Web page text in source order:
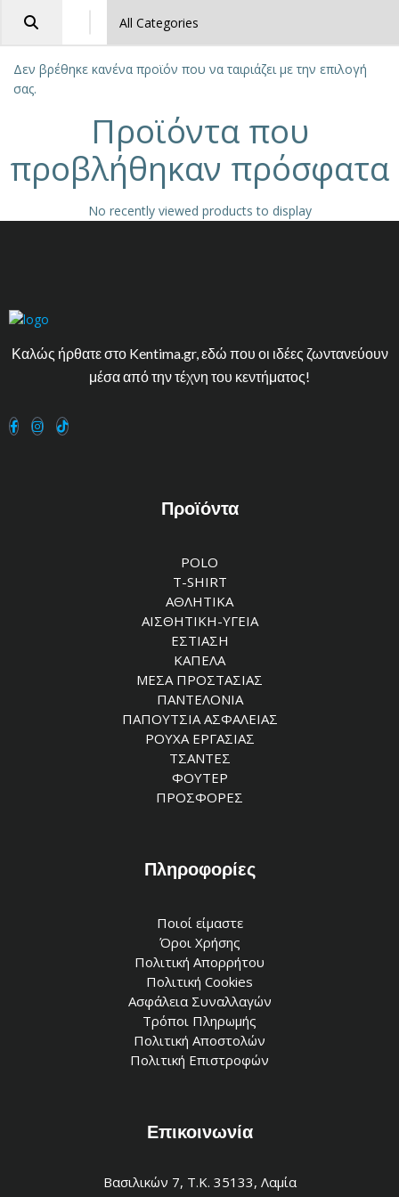
Δεν βρέθηκε κανένα προϊόν που να ταιριάζει με την επιλογή
σας.
Προϊόντα που
προβλήθηκαν πρόσφατα
No recently viewed products to display
Καλώς ήρθατε στο Kentima.gr, εδώ που οι ιδέες ζωντανεύουν
μέσα από την τέχνη του κεντήματος!
Προϊόντα
POLO
T-SHIRT
ΑΘΛΗΤΙΚΑ
ΑΙΣΘΗΤΙΚΗ-ΥΓΕΙΑ
ΕΣΤΙΑΣΗ
ΚΑΠΕΛΑ
ΜΕΣΑ ΠΡΟΣΤΑΣΙΑΣ
ΠΑΝΤΕΛΟΝΙΑ
ΠΑΠΟΥΤΣΙΑ ΑΣΦΑΛΕΙΑΣ
ΡΟΥΧΑ ΕΡΓΑΣΙΑΣ
ΤΣΑΝΤΕΣ
ΦΟΥΤΕΡ
ΠΡΟΣΦΟΡΕΣ
Πληροφορίες
Ποιοί είμαστε
Όροι Χρήσης
Πολιτική Απορρήτου
Πολιτική Cookies
Ασφάλεια Συναλλαγών
Τρόποι Πληρωμής
Πολιτική Αποστολών
Πολιτική Επιστροφών
Επικοινωνία
Βασιλικών 7, Τ.Κ. 35133, Λαμία